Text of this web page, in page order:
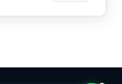
❄️בקשת הצעת מחיר